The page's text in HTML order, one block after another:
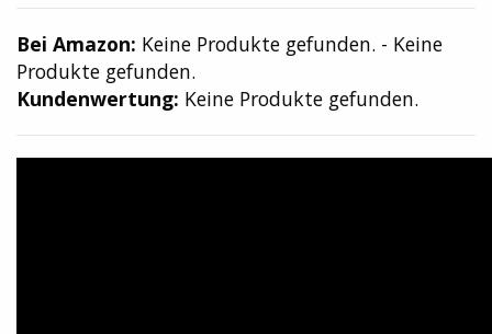
Bei Amazon: Keine Produkte gefunden. - Keine
Produkte gefunden.
Kundenwertung: Keine Produkte gefunden.